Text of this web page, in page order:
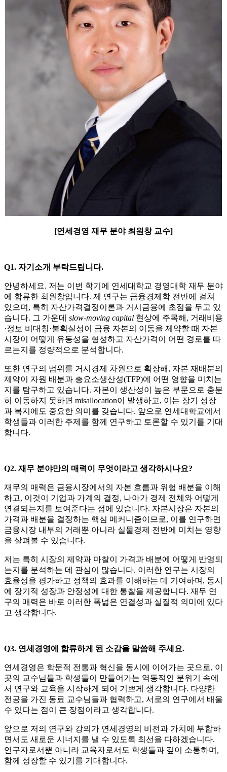
[연세경영 재무 분야 최원창 교수]
Q1. 자기소개 부탁드립니다.
안녕하세요. 저는 이번 학기에 연세대학교 경영대학 재무 분야
에 합류한 최원창입니다. 제 연구는 금융경제학 전반에 걸쳐
있으며, 특히 자산가격결정이론과 거시금융에 초점을 두고 있
습니다. 그 가운데 slow-moving capital 현상에 주목해, 거래비용
·정보 비대칭·불확실성이 금융 자본의 이동을 제약할 때 자본
시장이 어떻게 유동성을 형성하고 자산가격이 어떤 경로를 따
르는지를 정량적으로 분석합니다.
또한 연구의 범위를 거시경제 차원으로 확장해, 자본 재배분의
제약이 자원 배분과 총요소생산성(TFP)에 어떤 영향을 미치는
지를 탐구하고 있습니다. 자본이 생산성이 높은 부문으로 충분
히 이동하지 못하면 misallocation이 발생하고, 이는 장기 성장
과 복지에도 중요한 의미를 갖습니다. 앞으로 연세대학교에서
학생들과 이러한 주제를 함께 연구하고 토론할 수 있기를 기대
합니다.
Q2. 재무 분야만의 매력이 무엇이라고 생각하시나요?
재무의 매력은 금융시장에서의 자본 흐름과 위험 배분을 이해
하고, 이것이 기업과 가계의 결정, 나아가 경제 전체와 어떻게
연결되는지를 보여준다는 점에 있습니다. 자본시장은 자본의
가격과 배분을 결정하는 핵심 메커니즘이므로, 이를 연구하면
금융시장 내부의 거래뿐 아니라 실물경제 전반에 미치는 영향
을 살펴볼 수 있습니다.
저는 특히 시장의 제약과 마찰이 가격과 배분에 어떻게 반영되
는지를 분석하는 데 관심이 많습니다. 이러한 연구는 시장의
효율성을 평가하고 정책의 효과를 이해하는 데 기여하며, 동시
에 장기적 성장과 안정성에 대한 통찰을 제공합니다. 재무 연
구의 매력은 바로 이러한 폭넓은 연결성과 실질적 의미에 있다
고 생각합니다.
Q3. 연세경영에 합류하게 된 소감을 말씀해 주세요.
연세경영은 학문적 전통과 혁신을 동시에 이어가는 곳으로, 이
곳의 교수님들과 학생들이 만들어가는 역동적인 분위기 속에
서 연구와 교육을 시작하게 되어 기쁘게 생각합니다. 다양한
전공을 가진 동료 교수님들과 협력하고, 서로의 연구에서 배울
수 있다는 점이 큰 장점이라고 생각합니다.
앞으로 저의 연구와 강의가 연세경영의 비전과 가치에 부합하
면서도 새로운 시너지를 낼 수 있도록 최선을 다하겠습니다.
연구자로서뿐 아니라 교육자로서도 학생들과 깊이 소통하며,
함께 성장할 수 있기를 기대합니다.